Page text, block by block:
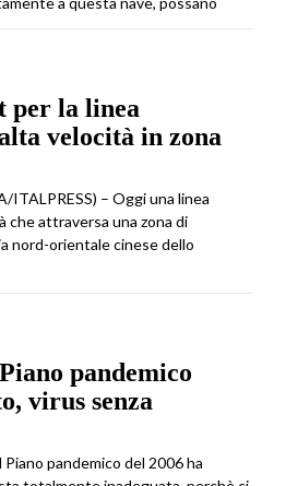
per la linea
velocità in zona
ITALPRESS) – Oggi una linea
che attraversa una zona di
nord-orientale cinese dello
pandemico
virus senza
Piano pandemico del 2006 ha